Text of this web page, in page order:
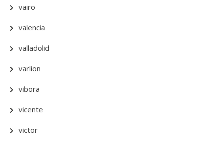
vairo
valencia
valladolid
varlion
vibora
vicente
victor